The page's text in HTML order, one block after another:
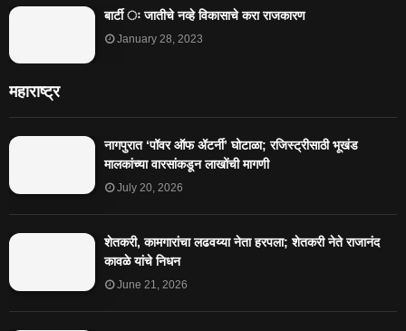
बार्टी ः जातीचे नव्हे विकासाचे करा राजकारण
January 28, 2023
महाराष्ट्र
नागपुरात ‘पॉवर ऑफ ॲटर्नी’ घोटाळा; रजिस्ट्रीसाठी भूखंड
मालकांच्या वारसांकडून लाखोंची मागणी
July 20, 2026
शेतकरी, कामगारांचा लढवय्या नेता हरपला; शेतकरी नेते राजानंद
कावळे यांचे निधन
June 21, 2026